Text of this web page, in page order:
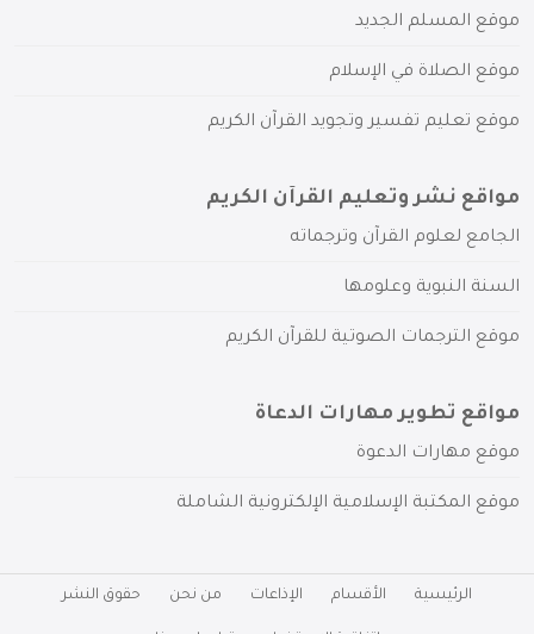
موقع المسلم الجديد
موقع الصلاة في الإسلام
موقع تعليم تفسير وتجويد القرآن الكريم
مواقع نشر وتعليم القرآن الكريم
الجامع لعلوم القرآن وترجماته
السنة النبوية وعلومها
موقع الترجمات الصوتية للقرآن الكريم
مواقع تطوير مهارات الدعاة
موقع مهارات الدعوة
موقع المكتبة الإسلامية الإلكترونية الشاملة
الرئيسية الأقسام الإذاعات من نحن حقوق النشر